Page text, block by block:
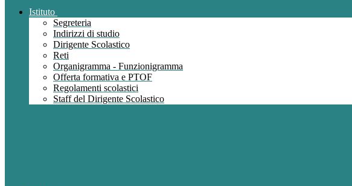
Istituto
Segreteria
Indirizzi di studio
Dirigente Scolastico
Reti
Organigramma - Funzionigramma
Offerta formativa e PTOF
Regolamenti scolastici
Staff del Dirigente Scolastico